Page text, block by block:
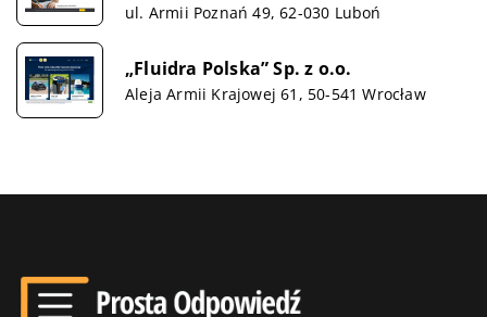
ul. Armii Poznań 49, 62-030 Luboń
„Fluidra Polska” Sp. z o.o.
Aleja Armii Krajowej 61, 50-541 Wrocław